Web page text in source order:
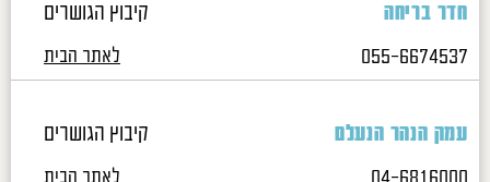
חדר בריחה
קיבוץ הגושרים
055-6674537
לאתר הבית
עמק הנהר הנעלם
קיבוץ הגושרים
לאתר הבית